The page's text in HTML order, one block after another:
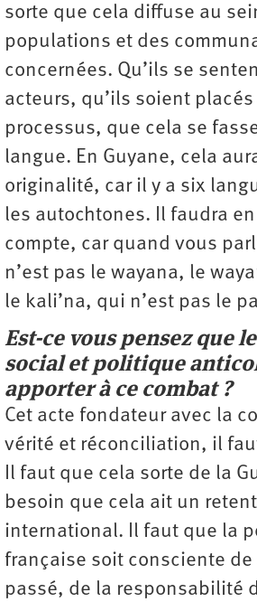
sorte que cela diffuse au
populations et des
concernées. Qu’ils se
acteurs, qu’ils soient
processus, que cela se
langue. En Guyane, cela
originalité, car il y a six
les autochtones. Il faudra
compte, car quand vous
n’est pas le wayana, le
le kali’na, qui n’est pas le
Est-ce vous pensez que
social et politique
apporter à ce combat ?
Cet acte fondateur avec la
vérité et réconciliation, il
Il faut que cela sorte de la
besoin que cela ait un
international. Il faut que la
française soit consciente de
passé, de la responsabilité